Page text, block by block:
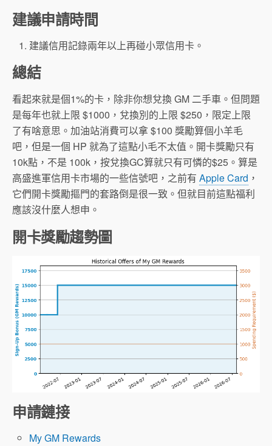
建議申請時間
建議信用記錄兩年以上再碰小眾信用卡。
總結
看起來就是個1%的卡，除非你想兌換 GM 二手車。但問題
是每年也就上限 $1000，兌換別的上限 $250，限定上限
了有啥意思。加油站消費可以拿 $100 獎勵算個小羊毛
吧，但是一個 HP 就為了這點小毛不太值。開卡獎勵只有
10k點，不是 100k，按兌換GC算就只有可憐的$25。算是
高盛進軍信用卡市場的一些信號吧，之前有 Apple Card ，
它們開卡獎勵摳門的套路倒是很一致。但就目前這點福利
應該沒什麼人想申。
開卡獎勵趨勢圖
申請鏈接
My GM Rewards